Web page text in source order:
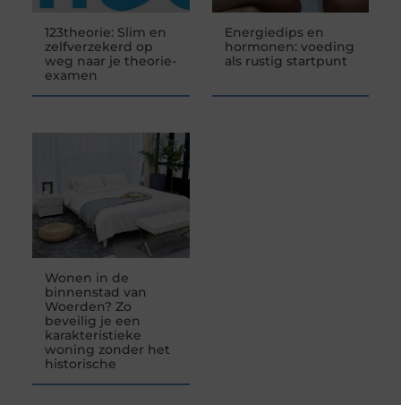
123theorie: Slim en
zelfverzekerd op
weg naar je theorie-
examen
Energiedips en
hormonen: voeding
als rustig startpunt
Wonen in de
binnenstad van
Woerden? Zo
beveilig je een
karakteristieke
woning zonder het
historische